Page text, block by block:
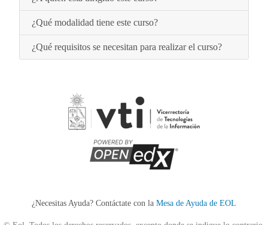
¿Qué modalidad tiene este curso?
¿Qué requisitos se necesitan para realizar el curso?
¿Necesitas Ayuda? Contáctate con la Mesa de Ayuda de EOL